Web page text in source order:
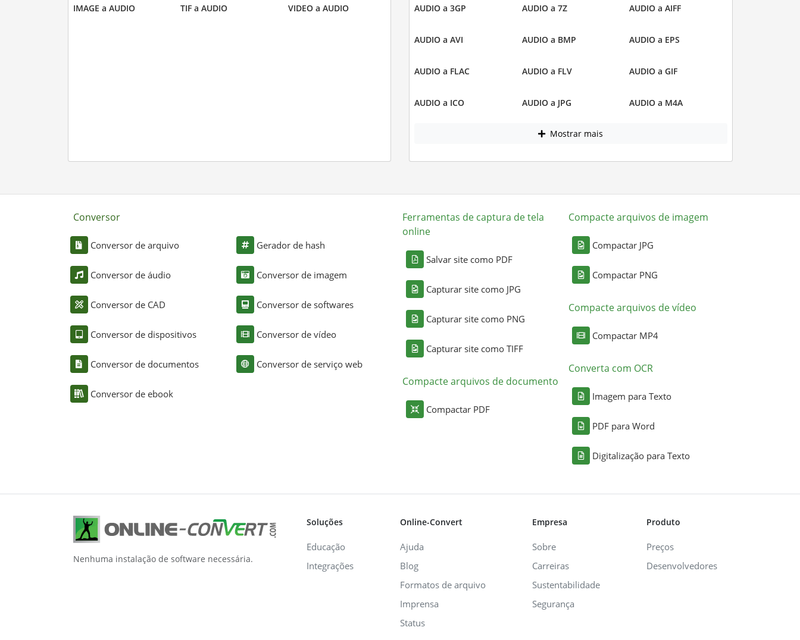
IMAGE a AUDIO TIF a AUDIO VIDEO a AUDIO AUDIO a 3GP AUDIO a 7Z AUDIO a AIFF
AUDIO a AVI AUDIO a BMP AUDIO a EPS
AUDIO a FLAC AUDIO a FLV AUDIO a GIF
AUDIO a ICO AUDIO a JPG AUDIO a M4A
Mostrar mais
Conversor
Conversor de arquivo
Conversor de áudio
Conversor de CAD
Conversor de dispositivos
Conversor de documentos
Conversor de ebook
Gerador de hash
Conversor de imagem
Conversor de softwares
Conversor de vídeo
Conversor de serviço web
Ferramentas de captura de tela
online
Salvar site como PDF
Capturar site como JPG
Capturar site como PNG
Capturar site como TIFF
Compacte arquivos de documento
Compactar PDF
Compacte arquivos de imagem
Compactar JPG
Compactar PNG
Compacte arquivos de vídeo
Compactar MP4
Converta com OCR
Imagem para Texto
PDF para Word
Digitalização para Texto
Nenhuma instalação de software necessária.
Soluções
Educação
Integrações
Online-Convert
Ajuda
Blog
Formatos de arquivo
Imprensa
Status
Empresa
Sobre
Carreiras
Sustentabilidade
Segurança
Produto
Preços
Desenvolvedores